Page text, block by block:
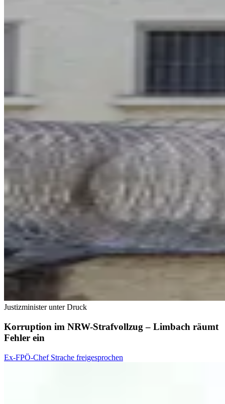
Justizminister unter Druck
Korruption im NRW-Strafvollzug – Limbach räumt
Fehler ein
Ex-FPÖ-Chef Strache freigesprochen